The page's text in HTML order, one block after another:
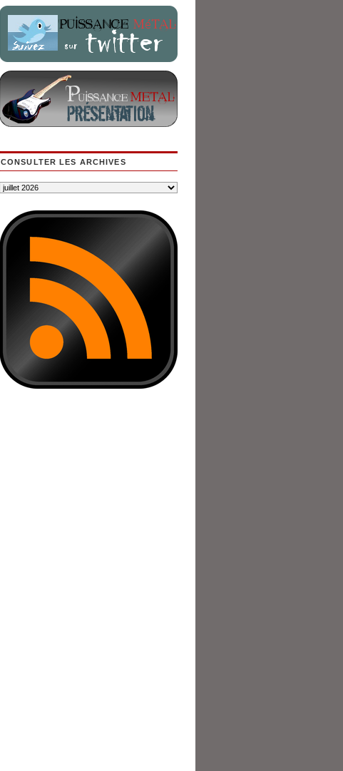
CONSULTER LES ARCHIVES